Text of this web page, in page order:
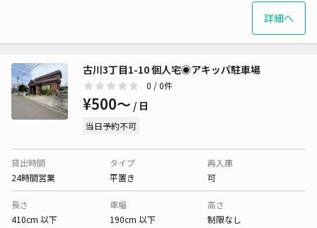
詳細へ
古川3丁目1-10 個人宅◉アキッパ駐車場
0 / 0件
¥500〜 / 日
当日予約不可
貸出時間
24時間営業
タイプ
平置き
再入庫
可
長さ
410cm 以下
車幅
190cm 以下
高さ
制限なし